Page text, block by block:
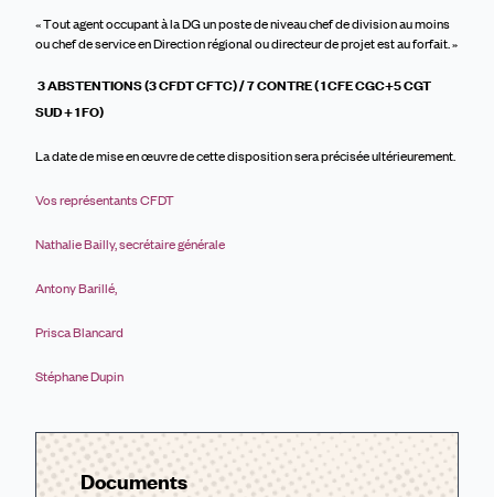
«Tout agent occupantà la DGun poste de niveau chef de division au moins
ou chef de service en Direction régional ou directeur de projet estau forfait.»
3 ABSTENTIONS (3 CFDT CFTC) / 7 CONTRE ( 1 CFE CGC+5 CGT
SUD + 1 FO)
La date de mise en œuvre de cette disposition sera précisée ultérieurement.
Vos représentants CFDT
Nathalie Bailly, secrétaire générale
Antony Barillé,
Prisca Blancard
Stéphane Dupin
Documents